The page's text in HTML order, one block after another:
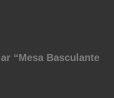
“Mesa Basculante